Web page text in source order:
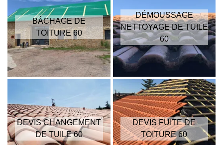
BÂCHAGE DE
TOITURE 60
DÉMOUSSAGE
NETTOYAGE DE TUILE
60
DEVIS CHANGEMENT
DE TUILE 60
DEVIS FUITE DE
TOITURE 60